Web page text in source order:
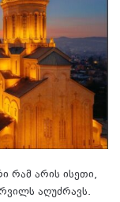
რამ არის ისეთი,
აღუძრავს.